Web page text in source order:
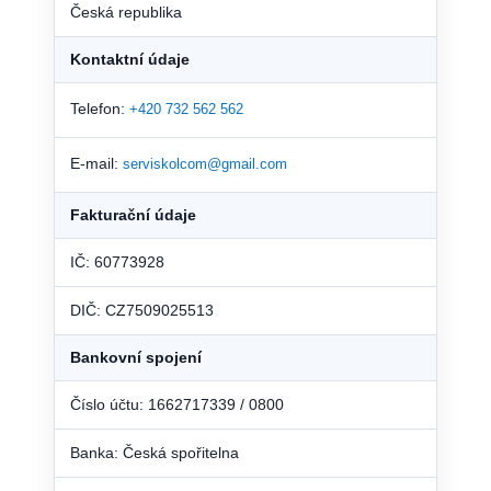
Česká republika
Kontaktní údaje
Telefon: +420 732 562 562
E-mail: serviskolcom@gmail.com
Fakturační údaje
IČ: 60773928
DIČ: CZ7509025513
Bankovní spojení
Číslo účtu: 1662717339 / 0800
Banka: Česká spořitelna